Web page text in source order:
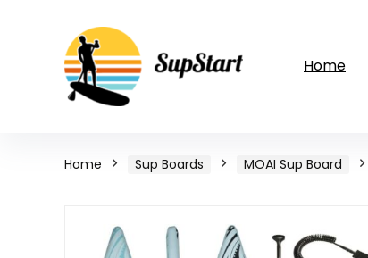
Home
Home Sup Boards MOAI Sup Board